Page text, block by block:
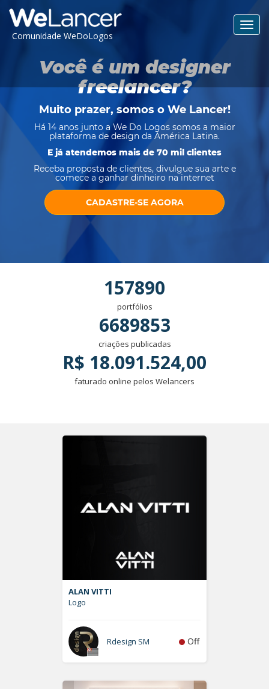
Comunidade WeDoLogos
Você é um designer
freelancer?
Muito prazer, somos o We Lancer!
Há 14 anos junto a We Do Logos somos a maior
plataforma de design da América Latina.
E já atendemos mais de 70 mil clientes
Receba proposta de clientes, divulgue sua arte e
comece a ganhar dinheiro na internet
CADASTRE-SE AGORA
157890
portfólios
6689853
criações publicadas
R$ 18.091.524,00
faturado online pelos Welancers
ALAN VITTI
Logo
Rdesign SM Off